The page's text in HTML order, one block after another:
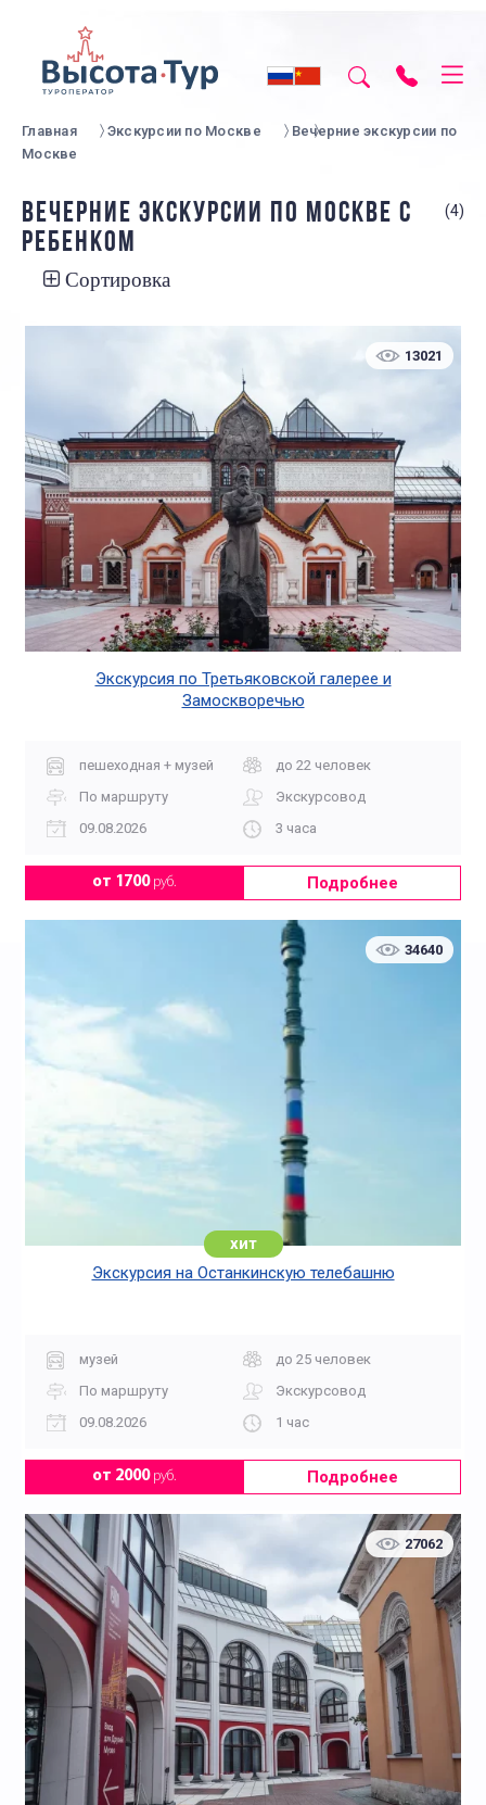
Главная Экскурсии по Москве
Вечерние экскурсии по
Москве
ВЕЧЕРНИЕ ЭКСКУРСИИ ПО МОСКВЕ С
РЕБЕНКОМ
(4)
Сортировка
13021
Экскурсия по Третьяковской галерее и
Замоскворечью
пешеходная + музей
до 22 человек
По маршруту
Экскурсовод
09.08.2026
3 часа
от 1700руб. Подробнее
34640
хит
Экскурсия на Останкинскую телебашню
музей
до 25 человек
По маршруту
Экскурсовод
09.08.2026
1 час
от 2000руб. Подробнее
27062